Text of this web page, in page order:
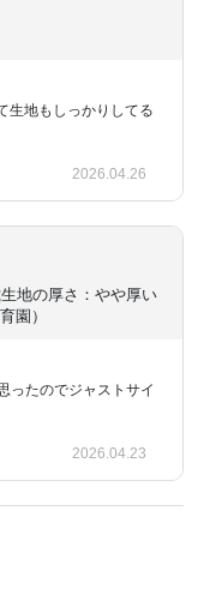
生地もしっかりしてる
2026.04.26
生地の厚さ：やや厚い
園）
ったのでジャストサイ
2026.04.23